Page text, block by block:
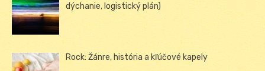
dýchanie, logistický plán)
Rock: Žánre, história a kľúčové kapely